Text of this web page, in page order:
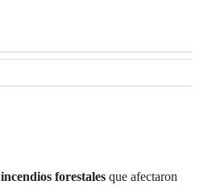
incendios forestales que afectaron